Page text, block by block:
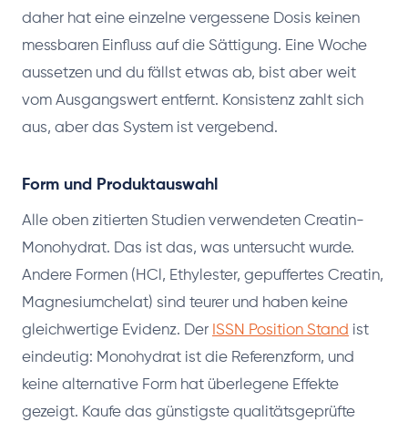
daher hat eine einzelne vergessene Dosis keinen
messbaren Einfluss auf die Sättigung. Eine Woche
aussetzen und du fällst etwas ab, bist aber weit
vom Ausgangswert entfernt. Konsistenz zahlt sich
aus, aber das System ist vergebend.
Form und Produktauswahl
Alle oben zitierten Studien verwendeten Creatin-
Monohydrat. Das ist das, was untersucht wurde.
Andere Formen (HCl, Ethylester, gepuffertes Creatin,
Magnesiumchelat) sind teurer und haben keine
gleichwertige Evidenz. Der ISSN Position Stand ist
eindeutig: Monohydrat ist die Referenzform, und
keine alternative Form hat überlegene Effekte
gezeigt. Kaufe das günstigste qualitätsgeprüfte